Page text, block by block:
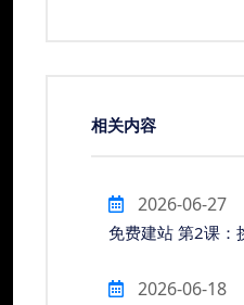
相关内容
2026-06-27
免费建站 第2课：
2026-06-18